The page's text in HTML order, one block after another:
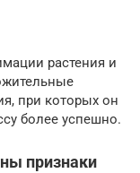
растения и
при которых он
более успешно.
признаки